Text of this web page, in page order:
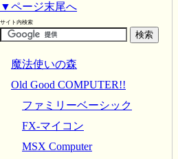
▼ページ末尾へ
サイト内検索
魔法使いの森
Old Good COMPUTER!!
ファミリーベーシック
FX-マイコン
MSX Computer